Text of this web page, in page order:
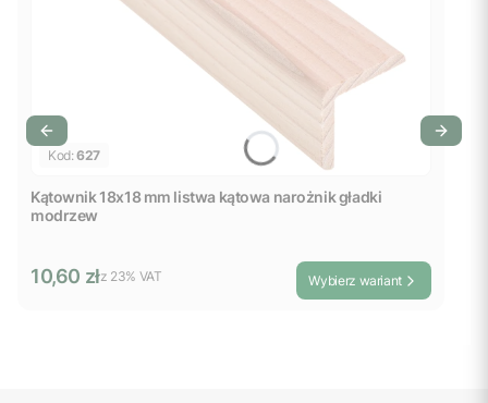
Kod:627
Kątownik 18x18 mm listwa kątowa narożnik gładki
modrzew
Cena brutto
10,60 złz %s VAT
z 23% VAT Wybierz wariant